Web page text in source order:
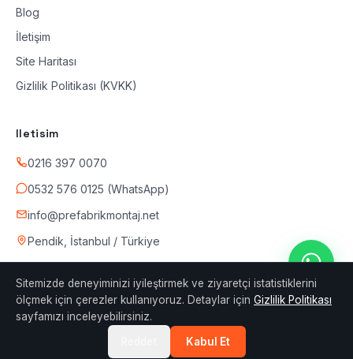
Blog
İletişim
Site Haritası
Gizlilik Politikası (KVKK)
Iletisim
0216 397 0070
0532 576 0125 (WhatsApp)
info@prefabrikmontaj.net
Pendik, İstanbul / Türkiye
© 2026 Prefabrik Montaj — Tum haklari saklidir.
Prefabrik montaj · Konteyner montaj · Hafif celik
Sitemizde deneyiminizi iyileştirmek ve ziyaretçi istatistiklerini
ölçmek için çerezler kullanıyoruz. Detaylar için Gizlilik Politikası
sayfamızı inceleyebilirsiniz.
Kabul Et